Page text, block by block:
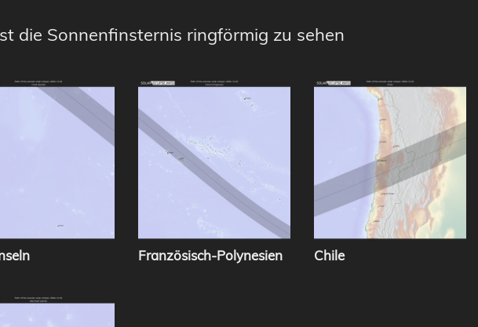
die Sonnenfinsternis ringförmig zu sehen
Französisch-Polynesien Chile